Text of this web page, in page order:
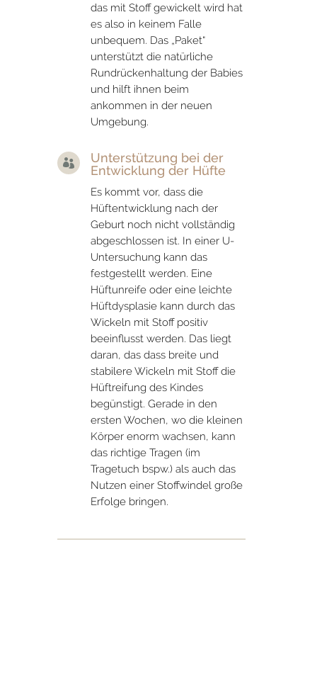
das mit Stoff gewickelt wird hat
es also in keinem Falle
unbequem. Das „Paket“
unterstützt die natürliche
Rundrückenhaltung der Babies
und hilft ihnen beim
ankommen in der neuen
Umgebung.

Unterstützung bei der
Entwicklung der Hüfte
Es kommt vor, dass die
Hüftentwicklung nach der
Geburt noch nicht vollständig
abgeschlossen ist. In einer U-
Untersuchung kann das
festgestellt werden. Eine
Hüftunreife oder eine leichte
Hüftdysplasie kann durch das
Wickeln mit Stoff positiv
beeinflusst werden. Das liegt
daran, das dass breite und
stabilere Wickeln mit Stoff die
Hüftreifung des Kindes
begünstigt. Gerade in den
ersten Wochen, wo die kleinen
Körper enorm wachsen, kann
das richtige Tragen (im
Tragetuch bspw.) als auch das
Nutzen einer Stoffwindel große
Erfolge bringen.